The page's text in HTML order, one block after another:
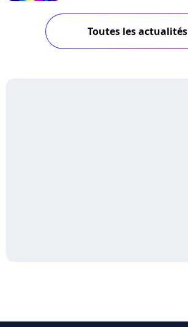
Toutes les actualités